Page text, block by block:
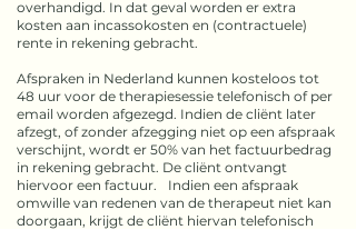
overhandigd. In dat geval worden er extra
kosten aan incassokosten en (contractuele)
rente in rekening gebracht.
Afspraken in Nederland kunnen kosteloos tot
48 uur voor de therapiesessie telefonisch of per
email worden afgezegd. Indien de cliënt later
afzegt, of zonder afzegging niet op een afspraak
verschijnt, wordt er 50% van het factuurbedrag
in rekening gebracht. De cliënt ontvangt
hiervoor een factuur. Indien een afspraak
omwille van redenen van de therapeut niet kan
doorgaan, krijgt de cliënt hiervan telefonisch